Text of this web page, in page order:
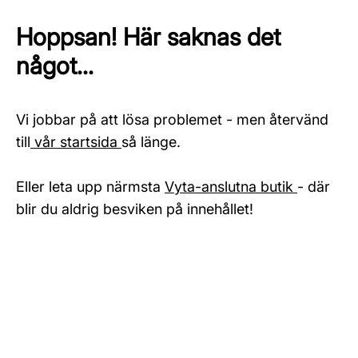
Hoppsan! Här saknas det
något...
Vi jobbar på att lösa problemet - men återvänd
till vår startsida så länge.
Eller leta upp närmsta Vyta-anslutna butik - där
blir du aldrig besviken på innehållet!